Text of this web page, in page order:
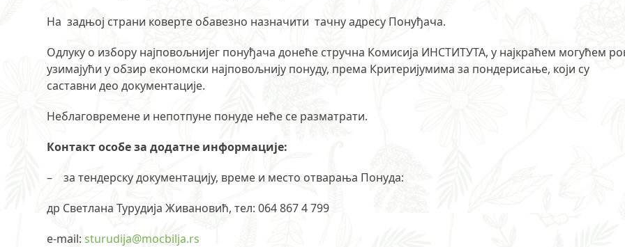
На задњој страни коверте обавезно назначити тачну адресу Понуђача.
Одлуку о избору најповољнијег понуђача донеће стручна Комисија ИНСТИТУТА, у најкраћем могућем
узимајући у обзир економски најповољнију понуду, према Критеријумима за пондерисање, који су
саставни део документације.
Неблаговремене и непотпуне понуде неће се разматрати.
Контакт особe за додатне информације:
– за тендерску документацију, време и место отварања Понуда:
др Светлана Турудија Живановић, тел: 064 867 4 799
e-mail:sturudija@mocbilja.rs